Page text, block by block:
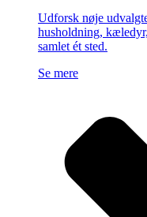
Udforsk nøje
husholdning,
samlet ét sted.
Se mere